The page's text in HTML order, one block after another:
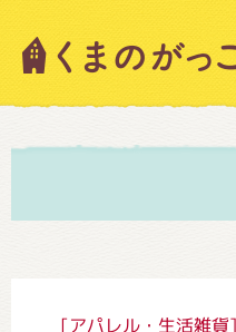
[アパレル・生活雑貨]
キャラク